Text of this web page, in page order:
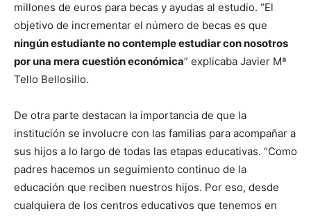
millones de euros para becas y ayudas al estudio. “El
objetivo de incrementar el número de becas es que
ningún estudiante no contemple estudiar con nosotros
por una mera cuestión económica” explicaba Javier Mª
Tello Bellosillo.
De otra parte destacan la importancia de que la
institución se involucre con las familias para acompañar a
sus hijos a lo largo de todas las etapas educativas. “Como
padres hacemos un seguimiento continuo de la
educación que reciben nuestros hijos. Por eso, desde
cualquiera de los centros educativos que tenemos en